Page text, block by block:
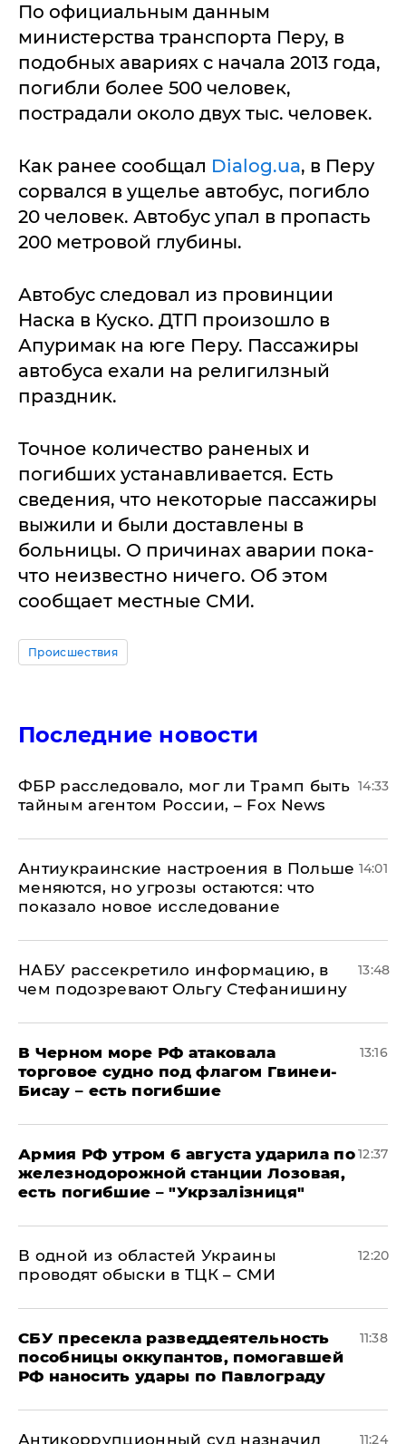
По официальным данным
министерства транспорта Перу, в
подобных авариях с начала 2013 года,
погибли более 500 человек,
пострадали около двух тыс. человек.
Как ранее сообщал Dialog.ua, в Перу
сорвался в ущелье автобус, погибло
20 человек. Автобус упал в пропасть
200 метровой глубины.
Автобус следовал из провинции
Наска в Куско. ДТП произошло в
Апуримак на юге Перу. Пассажиры
автобуса ехали на религилзный
праздник.
Точное количество раненых и
погибших устанавливается. Есть
сведения, что некоторые пассажиры
выжили и были доставлены в
больницы. О причинах аварии пока-
что неизвестно ничего. Об этом
сообщает местные СМИ.
Происшествия
Последние новости
ФБР расследовало, мог ли Трамп быть
тайным агентом России, – Fox News
14:33
Антиукраинские настроения в Польше
меняются, но угрозы остаются: что
показало новое исследование
14:01
НАБУ рассекретило информацию, в
чем подозревают Ольгу Стефанишину
13:48
В Черном море РФ атаковала
торговое судно под флагом Гвинеи-
Бисау – есть погибшие
13:16
Армия РФ утром 6 августа ударила по
железнодорожной станции Лозовая,
есть погибшие – "Укрзалізниця"
12:37
В одной из областей Украины
проводят обыски в ТЦК – СМИ
12:20
СБУ пресекла разведдеятельность
пособницы оккупантов, помогавшей
РФ наносить удары по Павлограду
11:38
Антикоррупционный суд назначил 11:24